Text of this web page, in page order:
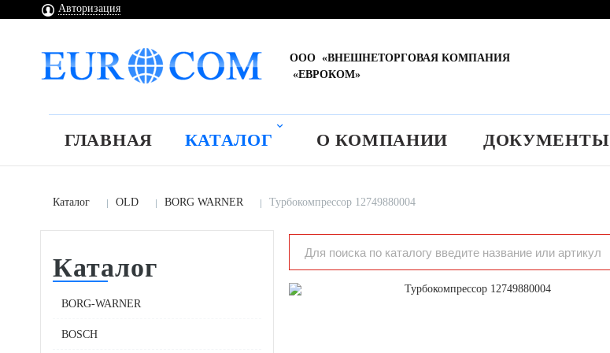
Авторизация
ООО «ВНЕШНЕТОРГОВАЯ КОМПАНИЯ
«ЕВРОКОМ»
ГЛАВНАЯ КАТАЛОГ О КОМПАНИИ ДОКУМЕНТЫ
Каталог OLD BORG WARNER Турбокомпрессор 12749880004
Каталог
BORG-WARNER
BOSCH